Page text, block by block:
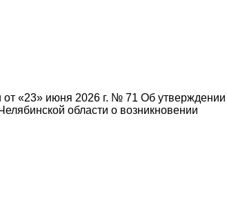
от «23» июня 2026 г. № 71 Об утверждении
области о возникновении